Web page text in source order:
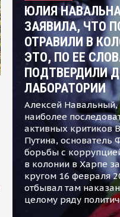
ЮЛИЯ
ЗАЯВИЛА, ЧТО
ОТРАВИЛИ В
ЭТО, ПО ЕЕ
ПОДТВЕРДИЛИ
ЛАБОРАТОРИИ
Алексей Навальный,
наиболее
активных критиков
Путина, основатель
борьбы с
в колонии в Харпе
кругом 16 февраля
отбывал там
целому ряду